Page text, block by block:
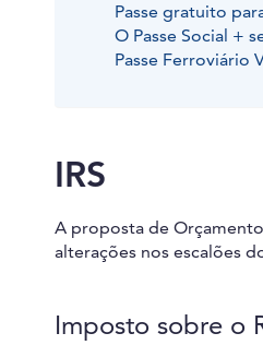
Passe gratuito
O Passe Social +
Passe Ferroviário
IRS
A proposta de
alterações nos escalões
Imposto sobre o